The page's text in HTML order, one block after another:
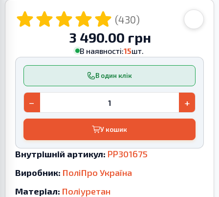
(430)
3 490.00 грн
В наявності:15шт.
В один клік
− +
У кошик
Внутрішній артикул: PP301675
Виробник: ПоліПро Україна
Матеріал: Поліуретан